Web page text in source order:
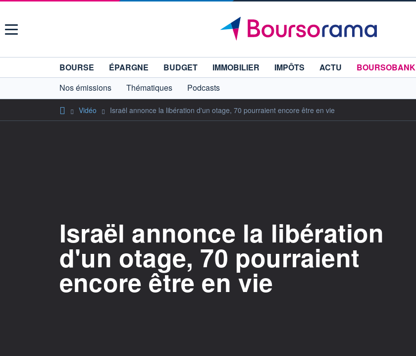
Menu
BOURSE ÉPARGNE BUDGET IMMOBILIER IMPÔTS ACTU
BOURSOBANK
Nos émissions
Thématiques Podcasts
Vidéo Israël annonce la libération d'un otage, 70 pourraient encore être en vie
Israël annonce la libération
d'un otage, 70 pourraient
encore être en vie